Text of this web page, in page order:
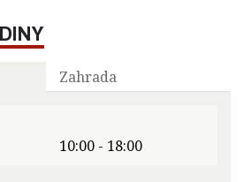
Zahrada
10:00 - 18:00